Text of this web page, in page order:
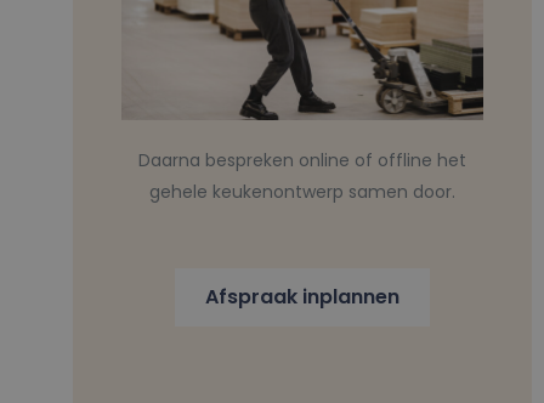
Daarna bespreken online of offline het
gehele keukenontwerp samen door.
Afspraak inplannen